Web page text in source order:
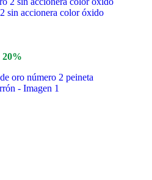
sin accionera color óxido
20%